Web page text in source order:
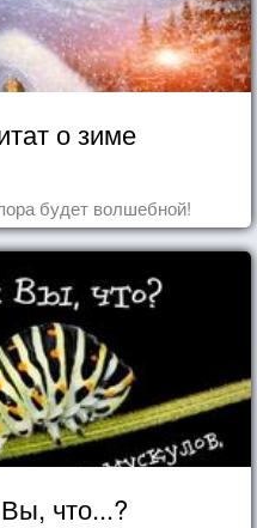
о зиме
будет волшебной!
что...?